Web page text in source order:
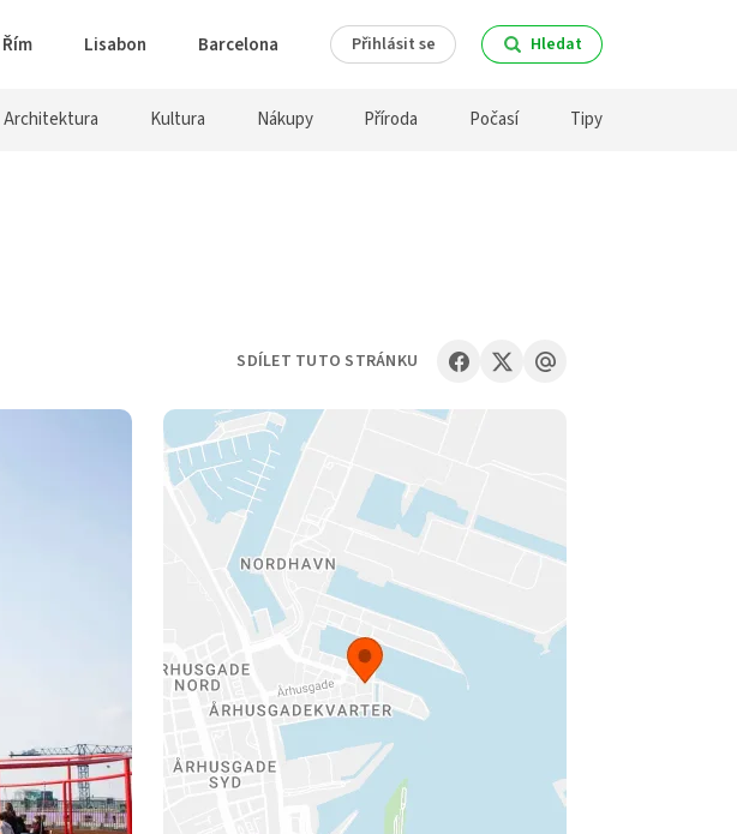
Řím Lisabon Barcelona Přihlásit se Hledat
Architektura Kultura Nákupy Příroda Počasí Tipy
SDÍLET TUTO STRÁNKU